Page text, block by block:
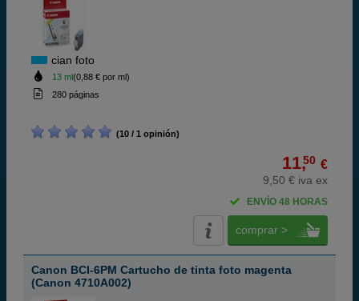
cian foto
13 ml(0,88 € por ml)
280 páginas
(10 / 1 opinión)
11,50 €
9,50 € iva ex
ENVÍO 48 HORAS
comprar >
Canon BCI-6PM Cartucho de tinta foto magenta
(Canon 4710A002)